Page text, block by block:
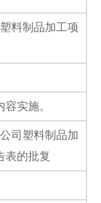
料制品加工项
实施。
司塑料制品加
表的批复